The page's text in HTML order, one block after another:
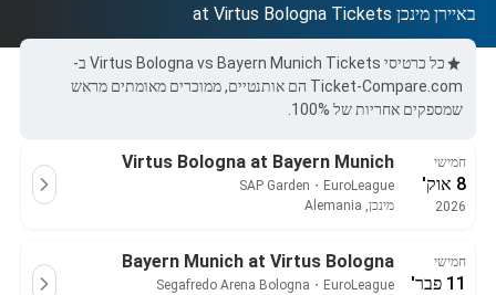
באיירן מינכן at Virtus Bologna Tickets
כל כרטיסי Virtus Bologna vs Bayern Munich Tickets ב-
Ticket-Compare.com הם אותנטיים, ממוכרים מאומתים מראש
שמספקים אחריות של 100%.
חמישי
8 אוק'
2026
Virtus Bologna at Bayern Munich
EuroLeague
・
SAP Garden
מינכן, Alemania
חמישי
11 פבר'
Bayern Munich at Virtus Bologna
EuroLeague
・
Segafredo Arena Bologna